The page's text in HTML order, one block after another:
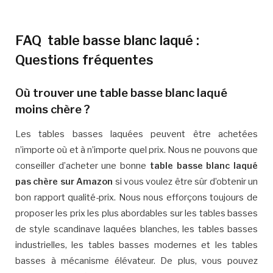
FAQ table basse blanc laqué :
Questions fréquentes
Où trouver une table basse blanc laqué
moins chère ?
Les tables basses laquées peuvent être achetées
n’importe où et à n’importe quel prix. Nous ne pouvons que
conseiller d’acheter une bonne table basse blanc laqué
pas chère sur Amazon si vous voulez être sûr d’obtenir un
bon rapport qualité-prix. Nous nous efforçons toujours de
proposer les prix les plus abordables sur les tables basses
de style scandinave laquées blanches, les tables basses
industrielles, les tables basses modernes et les tables
basses à mécanisme élévateur. De plus, vous pouvez